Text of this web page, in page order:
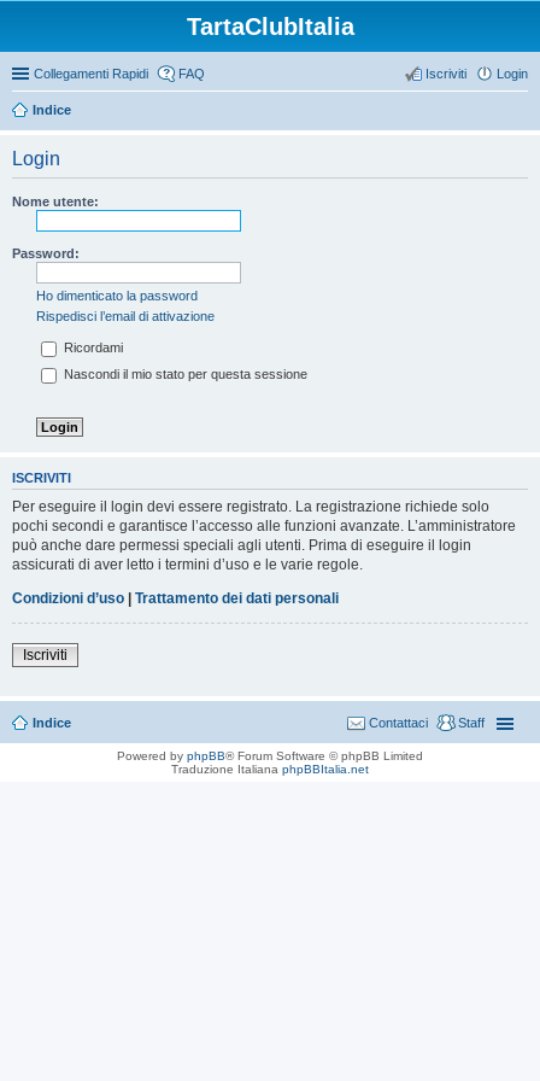
TartaClubItalia
Collegamenti Rapidi FAQ Login
Iscriviti
Indice
Login
Nome utente:
Password:
Ho dimenticato la password
Rispedisci l’email di attivazione
Ricordami
Nascondi il mio stato per questa sessione
ISCRIVITI
Per eseguire il login devi essere registrato. La registrazione richiede solo
pochi secondi e garantisce l’accesso alle funzioni avanzate. L’amministratore
può anche dare permessi speciali agli utenti. Prima di eseguire il login
assicurati di aver letto i termini d’uso e le varie regole.
Condizioni d’uso | Trattamento dei dati personali
Iscriviti
Indice Staff
Contattaci
Powered by phpBB® Forum Software © phpBB Limited
Traduzione Italiana phpBBItalia.net